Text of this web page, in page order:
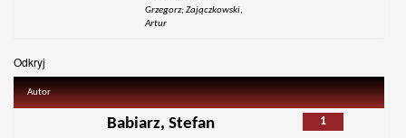
Grzegorz; Zajączkowski,
Artur
Odkryj
Autor
1
Babiarz, Stefan